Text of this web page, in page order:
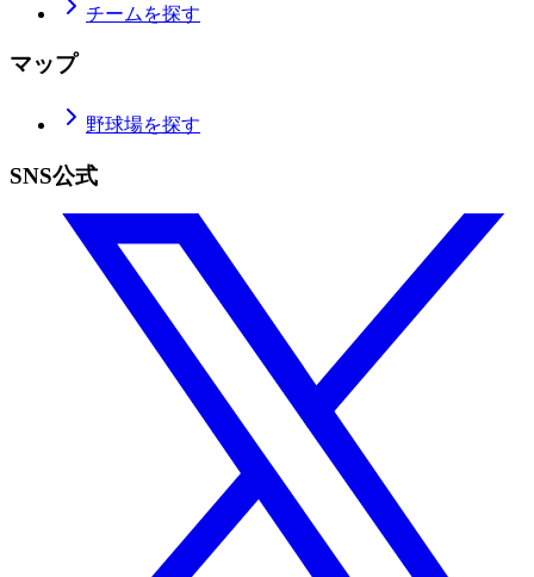
チームを探す
マップ
野球場を探す
SNS公式